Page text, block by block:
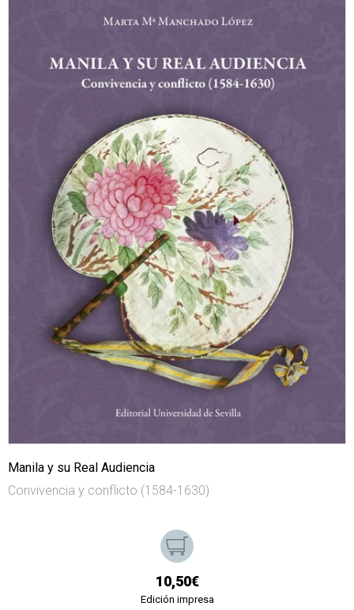
Manila y su Real Audiencia
Convivencia y conflicto (1584-1630)
10,50€
Edición impresa